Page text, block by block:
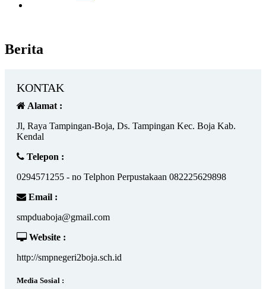
Berita
KONTAK
Alamat :
Jl, Raya Tampingan-Boja, Ds. Tampingan Kec. Boja Kab.
Kendal
Telepon :
0294571255 - no Telphon Perpustakaan 082225629898
Email :
smpduaboja@gmail.com
Website :
http://smpnegeri2boja.sch.id
Media Sosial :